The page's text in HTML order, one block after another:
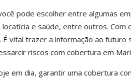
pode escolher entre algumas
e saúde, entre outros.
vital trazer a informação ao
riscos com cobertura em
em dia, garantir uma cobertura